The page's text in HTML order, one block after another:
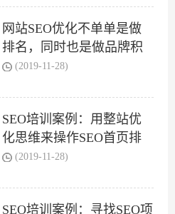
网站SEO优化不单单是做
排名，同时也是做品牌积
(2019-11-28)
SEO培训案例：用整站优
化思维来操作SEO首页排
名 (2019-11-28)
SEO培训案例：寻找SEO项